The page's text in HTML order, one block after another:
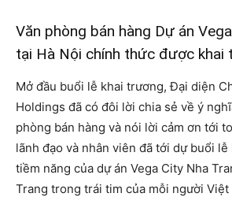
Văn phòng bán hàng Dự án
tại Hà Nội chính thức được khai
Mở đầu buổi lễ khai trương, Đại diện
Holdings đã có đôi lời chia sẻ về ý
phòng bán hàng và nói lời cảm ơn tới
lãnh đạo và nhân viên đã tới dự buổi
tiềm năng của dự án Vega City Nha
Trang trong trái tim của mỗi người Việt